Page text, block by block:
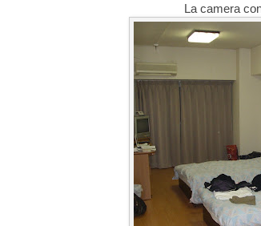
La camera